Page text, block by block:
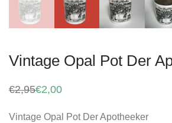
Vintage Opal Pot Der
€2,95
Oorspronkelijke
€2,95.
€2,00
Huidige
€2,00.
Vintage Opal Pot Der Apotheeker